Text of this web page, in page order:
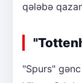
qələbə
"Spurs"